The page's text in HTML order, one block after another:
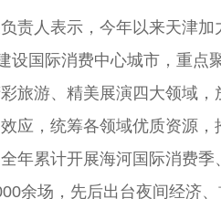
人表示，今年以来天津加
设国际消费中心城市，重点
旅游、精美展演四大领域，
应，统筹各领域优质资源，
年累计开展海河国际消费季
余场，先后出台夜间经济